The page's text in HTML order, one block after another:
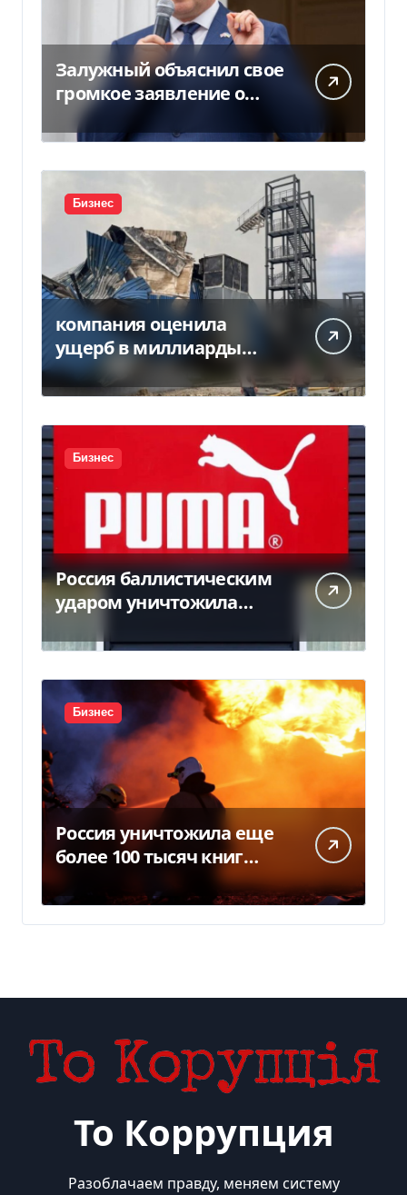
Залужный объяснил свое
громкое заявление о
вступлении Украины в
НАТО
Бизнес
компания оценила
ущерб в миллиарды
гривен
Бизнес
Россия баллистическим
ударом уничтожила
детали
Бизнес
Россия уничтожила еще
более 100 тысяч книг
BookChef: что произошло
То Коррупция
Разоблачаем правду, меняем систему